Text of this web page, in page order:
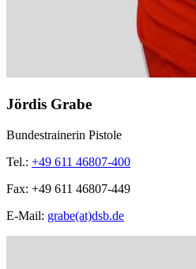
Jördis Grabe
Bundestrainerin Pistole
Tel.: +49 611 46807-400
Fax: +49 611 46807-449
E-Mail: grabe(at)dsb.de